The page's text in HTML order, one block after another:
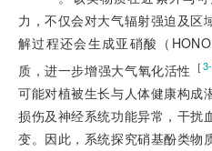
力，不仅会对大气辐射强迫及区
解过程还会生成亚硝酸（
质，进一步增强大气氧化活性 ［
可能对植被生长与人体健康构成
损伤及神经系统功能异常，干扰
变。因此，系统探究硝基酚类物